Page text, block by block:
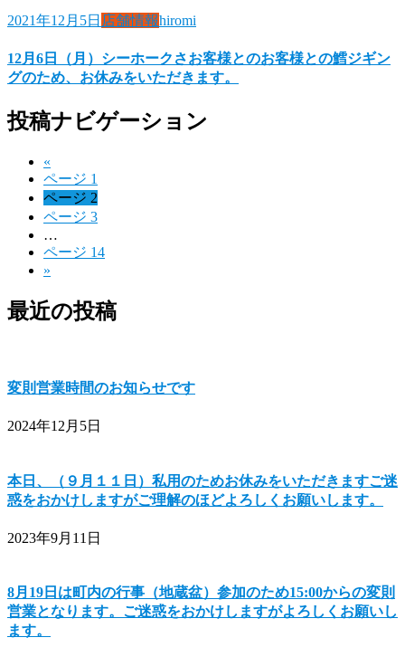
2021年12月5日 店舗情報hiromi
12月6日（月）シーホークさお客様とのお客様との鱈ジギン
グのため、お休みをいただきます。
投稿ナビゲーション
«
ページ 1
ページ 2
ページ 3
…
ページ 14
»
最近の投稿
変則営業時間のお知らせです
2024年12月5日
本日、（９月１１日）私用のためお休みをいただきますご迷
惑をおかけしますがご理解のほどよろしくお願いします。
2023年9月11日
8月19日は町内の行事（地蔵盆）参加のため15:00からの変則
営業となります。ご迷惑をおかけしますがよろしくお願いし
ます。